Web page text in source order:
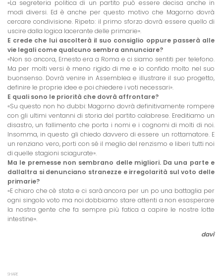
«La segreteria politica di un partito può essere decisa anche in
modi diversi. Ed è anche per questo motivo che Magorno dovrà
cercare condivisione. Ripeto: il primo sforzo dovrà essere quello di
uscire dalla logica lacerante delle primarie».
E crede che lui ascolterà il suo consiglio oppure passerà alle
vie legali come qualcuno sembra annunciare?
«Non so ancora, Ernesto era a Roma e ci siamo sentiti per telefono.
Ma per molti versi è meno rigido di me e io confido molto nel suo
buonsenso. Dovrà venire in Assemblea e illustrare il suo progetto,
definire le proprie idee e poi chiedere i voti necessari».
E quali sono le priorità che dovrà affrontare?
«Su questo non ho dubbi: Magorno dovrà definitivamente rompere
con gli ultimi ventanni di storia del partito calabrese. Ereditiamo un
disastro, un fallimento che porta i nomi e i cognomi di molti di noi.
Insomma, in questo gli chiedo davvero di essere un rottamatore. E
un renziano vero, porti con sé il meglio del renzismo e liberi tutti noi
di quelle stagioni sciagurate».
Ma le premesse non sembrano delle migliori. Da una parte e
dallaltra si denunciano stranezze e irregolarità sul voto delle
primarie?
«E chiaro che cè stata e ci sarà ancora per un po una battaglia per
ogni singolo voto ma noi dobbiamo stare attenti a non esasperare
la nostra gente che fa sempre più fatica a capire le nostre lotte
intestine».
davì
SHARE